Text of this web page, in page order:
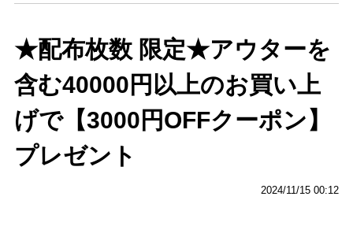
★配布枚数 限定★アウターを
含む40000円以上のお買い上
げで【3000円OFFクーポン】
プレゼント
2024/11/15 00:12